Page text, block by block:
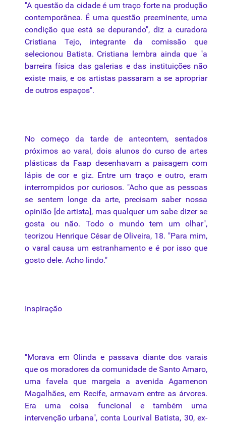
"A questão da cidade é um traço forte na produção
contemporânea. É uma questão preeminente, uma
condição que está se depurando", diz a curadora
Cristiana Tejo, integrante da comissão que
selecionou Batista. Cristiana lembra ainda que "a
barreira física das galerias e das instituições não
existe mais, e os artistas passaram a se apropriar
de outros espaços".
No começo da tarde de anteontem, sentados
próximos aovaral, dois alunos do curso de artes
plásticas da Faap desenhavam a paisagem com
lápis de cor e giz. Entre um traço e outro, eram
interrompidos por curiosos. "Acho que as pessoas
se sentem longe da arte, precisam saber nossa
opinião [de artista], mas qualquer um sabe dizer se
gosta ou não. Todo o mundo tem um olhar",
teorizou Henrique César de Oliveira, 18. "Para mim,
o varal causa um estranhamento e é por isso que
gosto dele. Acho lindo."
Inspiração
"Morava em Olinda e passava diante dos varais
que os moradores da comunidade de Santo Amaro,
uma favela que margeia a avenida Agamenon
Magalhães, em Recife, armavam entre as árvores.
Era uma coisa funcional e também uma
intervenção urbana", conta Lourival Batista, 30, ex-